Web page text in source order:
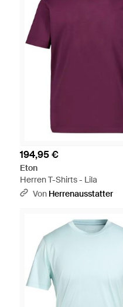
194,95 €
Eton
Herren T-Shirts - Lila
Von Herrenausstatter